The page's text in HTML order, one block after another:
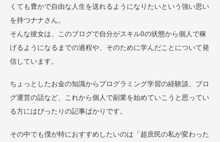
くても豊かで自由な人生を送れるようになりたいという強い思い
を持つナナさん。
そんな彼女は、このブログで自分がスキル0の状態から個人で稼
げるようになるまでの過程や、そのために学んだことについて発
信しています。
ちょっとしたお金の知識からプログラミング学習の経験談、ブロ
グ運営の話など、これから個人で副業を始めていこうと思ってい
る方にはぴったりの記事ばかりです。
その中でも僕が特におすすめしたいのは「超庶民の私が変わった